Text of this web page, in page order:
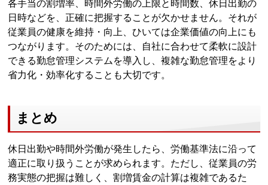
各手当の割増率、時間外労働の上限と時間数、休日出勤の
日時などを、正確に把握することが欠かせません。それが
従業員の健康を維持・向上、ひいては企業価値の向上にも
つながります。そのためには、自社に合わせて柔軟に設計
できる勤怠管理システムを導入し、複雑な勤怠管理をより
省力化・効率化することも大切です。
まとめ
休日出勤や時間外労働が発生したら、労働基準法に沿って
適正に取り扱うことが求められます。ただし、従業員の労
務実態の把握は難しく、割増賃金の計算は複雑であるた